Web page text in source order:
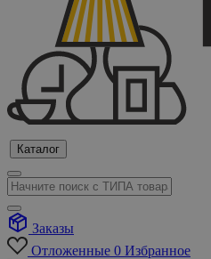
Каталог
Заказы
Отложенные 0 Избранное